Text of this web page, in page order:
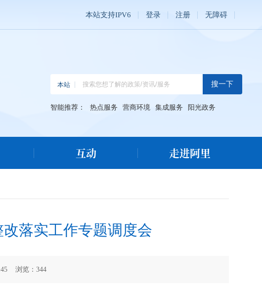
本站支持IPV6 登录 注册 无障碍
智能推荐： 热点服务 营商环境 集成服务 阳光政务
互动 走进阿里
落实工作专题调度会
浏览： 344